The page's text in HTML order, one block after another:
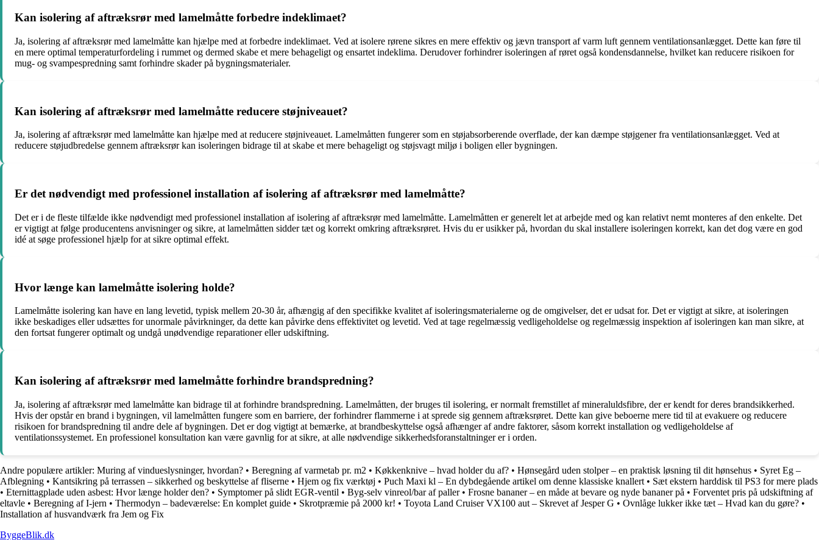
Kan isolering af aftræksrør med lamelmåtte forbedre indeklimaet?
Ja, isolering af aftræksrør med lamelmåtte kan hjælpe med at forbedre indeklimaet. Ved at isolere rørene sikres en mere effektiv og jævn transport af varm luft gennem ventilationsanlægget. Dette kan føre til
en mere optimal temperaturfordeling i rummet og dermed skabe et mere behageligt og ensartet indeklima. Derudover forhindrer isoleringen af røret også kondensdannelse, hvilket kan reducere risikoen for
mug- og svampespredning samt forhindre skader på bygningsmaterialer.
Kan isolering af aftræksrør med lamelmåtte reducere støjniveauet?
Ja, isolering af aftræksrør med lamelmåtte kan hjælpe med at reducere støjniveauet. Lamelmåtten fungerer som en støjabsorberende overflade, der kan dæmpe støjgener fra ventilationsanlægget. Ved at
reducere støjudbredelse gennem aftræksrør kan isoleringen bidrage til at skabe et mere behageligt og støjsvagt miljø i boligen eller bygningen.
Er det nødvendigt med professionel installation af isolering af aftræksrør med lamelmåtte?
Det er i de fleste tilfælde ikke nødvendigt med professionel installation af isolering af aftræksrør med lamelmåtte. Lamelmåtten er generelt let at arbejde med og kan relativt nemt monteres af den enkelte. Det
er vigtigt at følge producentens anvisninger og sikre, at lamelmåtten sidder tæt og korrekt omkring aftræksrøret. Hvis du er usikker på, hvordan du skal installere isoleringen korrekt, kan det dog være en god
idé at søge professionel hjælp for at sikre optimal effekt.
Hvor længe kan lamelmåtte isolering holde?
Lamelmåtte isolering kan have en lang levetid, typisk mellem 20-30 år, afhængig af den specifikke kvalitet af isoleringsmaterialerne og de omgivelser, det er udsat for. Det er vigtigt at sikre, at isoleringen
ikke beskadiges eller udsættes for unormale påvirkninger, da dette kan påvirke dens effektivitet og levetid. Ved at tage regelmæssig vedligeholdelse og regelmæssig inspektion af isoleringen kan man sikre, at
den fortsat fungerer optimalt og undgå unødvendige reparationer eller udskiftning.
Kan isolering af aftræksrør med lamelmåtte forhindre brandspredning?
Ja, isolering af aftræksrør med lamelmåtte kan bidrage til at forhindre brandspredning. Lamelmåtten, der bruges til isolering, er normalt fremstillet af mineraluldsfibre, der er kendt for deres brandsikkerhed.
Hvis der opstår en brand i bygningen, vil lamelmåtten fungere som en barriere, der forhindrer flammerne i at sprede sig gennem aftræksrøret. Dette kan give beboerne mere tid til at evakuere og reducere
risikoen for brandspredning til andre dele af bygningen. Det er dog vigtigt at bemærke, at brandbeskyttelse også afhænger af andre faktorer, såsom korrekt installation og vedligeholdelse af
ventilationssystemet. En professionel konsultation kan være gavnlig for at sikre, at alle nødvendige sikkerhedsforanstaltninger er i orden.
Andre populære artikler: Muring af vindueslysninger, hvordan? • Beregning af varmetab pr. m2 • Køkkenknive – hvad holder du af? • Hønsegård uden stolper – en praktisk løsning til dit hønsehus • Syret Eg –
Afblegning • Kantsikring på terrassen – sikkerhed og beskyttelse af fliserne • Hjem og fix værktøj • Puch Maxi kl – En dybdegående artikel om denne klassiske knallert • Sæt ekstern harddisk til PS3 for mere plads
• Eternittagplade uden asbest: Hvor længe holder den? • Symptomer på slidt EGR-ventil • Byg-selv vinreol/bar af paller• Frosne bananer – en måde at bevare og nyde bananer på • Forventet pris på udskiftning af
eltavle • Beregning af I-jern • Thermodyn – badeværelse: En komplet guide • Skrotpræmie på 2000 kr! • Toyota Land Cruiser VX100 aut – Skrevet af Jesper G • Ovnlåge lukker ikke tæt – Hvad kan du gøre? •
Installation af husvandværk fra Jem og Fix
ByggeBlik.dk